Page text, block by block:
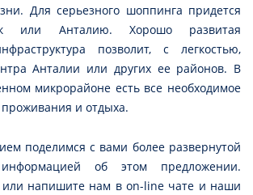
Для серьезного шоппинга придется
или Анталию. Хорошо развитая
позволит, с легкостью,
Анталии или других ее районов. В
микрорайоне есть все необходимое
и отдыха.
поделимся с вами более развернутой
об этом предложении.
или напишите нам в on-line чате и наши